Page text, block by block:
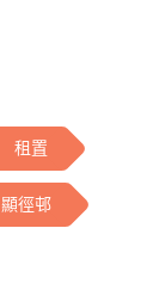
租置
顯徑邨